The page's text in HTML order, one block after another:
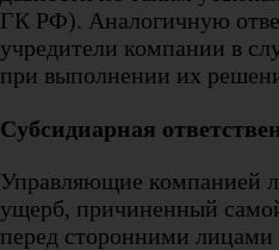
ГК РФ). Аналогичную
учредители компании в
при выполнении их
Субсидиарная
Управляющие компанией
ущерб, причиненный
перед сторонними